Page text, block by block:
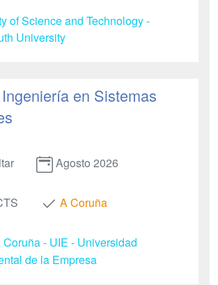
of Science and Technology -
University
en Sistemas
Agosto 2026
A Coruña
Coruña - UIE - Universidad
de la Empresa